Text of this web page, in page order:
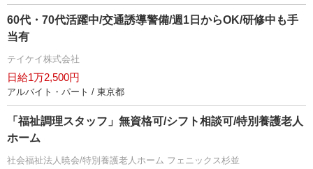
60代・70代活躍中/交通誘導警備/週1日からOK/研修中も手
当有
テイケイ株式会社
日給1万2,500円
アルバイト・パート / 東京都
「福祉調理スタッフ」無資格可/シフト相談可/特別養護老人
ホーム
社会福祉法人暁会/特別養護老人ホーム フェニックス杉並